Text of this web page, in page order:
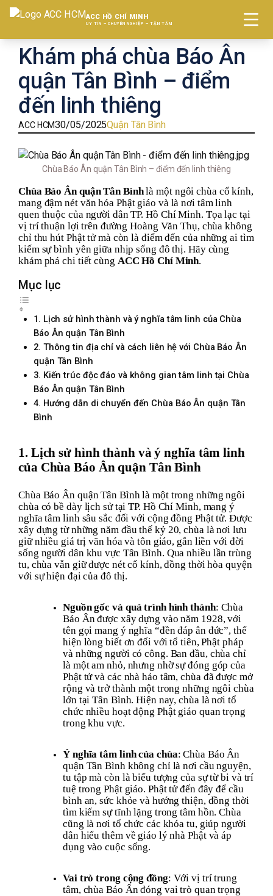
ACC HỒ CHÍ MINH
UY TÍN – CHUYÊN NGHIỆP – TẬN TÂM
VỀ CHÚNG TÔI
ĐẤT ĐAI
GIẤY PHÉP KINH DOANH
ĐĂNG KÝ NHÃN HIỆU
TUYỂN DỤNG
LIÊN HỆ
Khám phá chùa Báo Ân
quận Tân Bình – điểm
đến linh thiêng
ACC HCM30/05/2025Quận Tân Bình
Chùa Báo Ân quận Tân Bình – điểm đến linh thiêng
Chùa Báo Ân quận Tân Bìnhlà một ngôi chùa cổ kính,
mang đậm nét văn hóa Phật giáo và là nơi tâm linh
quen thuộc của người dân TP. Hồ Chí Minh. Tọa lạc tại
vị trí thuận lợi trên đường Hoàng Văn Thụ, chùa không
chỉ thu hút Phật tử mà còn là điểm đến của những ai tìm
kiếm sự bình yên giữa nhịp sống đô thị. Hãy cùng
khám phá chi tiết cùng ACC Hồ Chí Minh.
Mục lục
1. Lịch sử hình thành và ý nghĩa tâm linh của Chùa
Báo Ân quận Tân Bình
2. Thông tin địa chỉ và cách liên hệ với Chùa Báo Ân
quận Tân Bình
3. Kiến trúc độc đáo và không gian tâm linh tại Chùa
Báo Ân quận Tân Bình
4. Hướng dẫn di chuyển đến Chùa Báo Ân quận Tân
Bình
1. Lịch sử hình thành và ý nghĩa tâm linh
của Chùa Báo Ân quận Tân Bình
Chùa Báo Ân quận Tân Bình là một trong những ngôi
chùa có bề dày lịch sử tại TP. Hồ Chí Minh, mang ý
nghĩa tâm linh sâu sắc đối với cộng đồng Phật tử. Được
xây dựng từ những năm đầu thế kỷ 20, chùa là nơi lưu
giữ nhiều giá trị văn hóa và tôn giáo, gắn liền với đời
sống người dân khu vực Tân Bình. Qua nhiều lần trùng
tu, chùa vẫn giữ được nét cổ kính, đồng thời hòa quyện
với sự hiện đại của đô thị.
Nguồn gốc và quá trình hình thành: Chùa
Báo Ân được xây dựng vào năm 1928, với
tên gọi mang ý nghĩa “đền đáp ân đức”, thể
hiện lòng biết ơn đối với tổ tiên, Phật pháp
và những người có công. Ban đầu, chùa chỉ
là một am nhỏ, nhưng nhờ sự đóng góp của
Phật tử và các nhà hảo tâm, chùa đã được mở
rộng và trở thành một trong những ngôi chùa
lớn tại Tân Bình. Hiện nay, chùa là nơi tổ
chức nhiều hoạt động Phật giáo quan trọng
trong khu vực.
Ý nghĩa tâm linh của chùa: Chùa Báo Ân
quận Tân Bình không chỉ là nơi cầu nguyện,
tu tập mà còn là biểu tượng của sự từ bi và trí
tuệ trong Phật giáo. Phật tử đến đây để cầu
bình an, sức khỏe và hướng thiện, đồng thời
tìm kiếm sự tĩnh lặng trong tâm hồn. Chùa
cũng là nơi tổ chức các khóa tu, giúp người
dân hiểu thêm về giáo lý nhà Phật và áp
dụng vào cuộc sống.
Vai trò trong cộng đồng: Với vị trí trung
tâm, chùa Báo Ân đóng vai trò quan trọng